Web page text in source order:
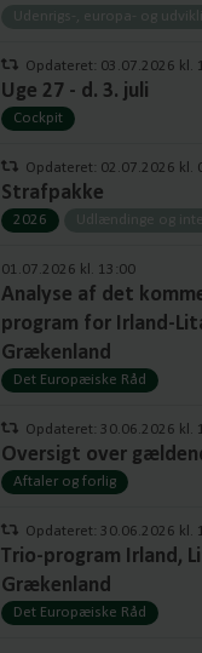
Udenrigs-, europa- og
Opdateret: 03.07.2026 kl.
Uge 27 - d. 3. juli
Cockpit
Opdateret: 02.07.2026 kl.
Strafpakke
2026 Udlændinge og
01.07.2026 kl. 13:00
Analyse af det
program for Irland-
Grækenland
Det Europæiske Råd
Opdateret: 30.06.2026 kl.
Oversigt over
Aftaler og forlig
Opdateret: 30.06.2026 kl.
Trio-program Irland,
Grækenland
Det Europæiske Råd